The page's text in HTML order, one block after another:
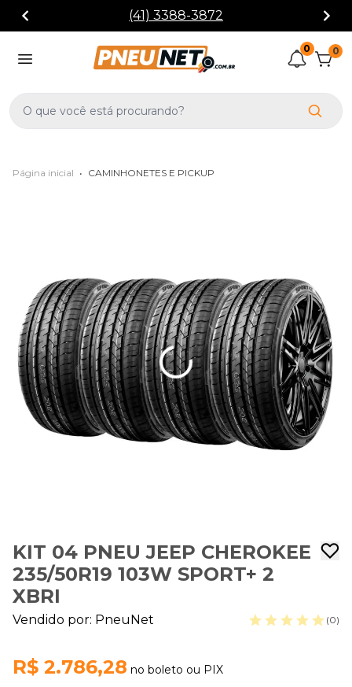
(41) 3388-3872
0 0
Página inicial • CAMINHONETES E PICKUP
KIT 04 PNEU JEEP CHEROKEE
235/50R19 103W SPORT+ 2
XBRI
Vendido por: PneuNet (0)
R$ 2.786,28 no boleto ou PIX